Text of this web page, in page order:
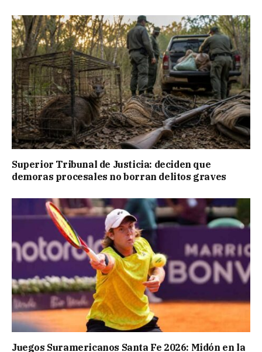
Superior Tribunal de Justicia: deciden que
demoras procesales no borran delitos graves
Juegos Suramericanos Santa Fe 2026: Midón en la